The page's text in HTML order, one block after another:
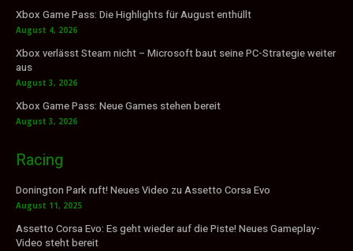
Xbox Game Pass: Die Highlights für August enthüllt
August 4, 2026
Xbox verlässt Steam nicht – Microsoft baut seine PC-Strategie weiter
aus
August 3, 2026
Xbox Game Pass: Neue Games stehen bereit
August 3, 2026
Racing
Donington Park ruft! Neues Video zu Assetto Corsa Evo
August 11, 2025
Assetto Corsa Evo: Es geht wieder auf die Piste! Neues Gameplay-
Video steht bereit